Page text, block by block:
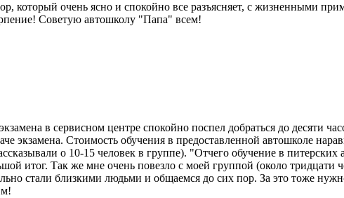
который очень ясно и спокойно все разъясняет, с жизненными
Советую автошколу "Папа" всем!
в сервисном центре спокойно поспел добраться до десяти
экзамена. Стоимость обучения в предоставленной автошколе
о 10-15 человек в группе). "Отчего обучение в
итог. Так же мне очень повезло с моей группой (около тридцати
стали близкими людьми и общаемся до сих пор. За это тоже